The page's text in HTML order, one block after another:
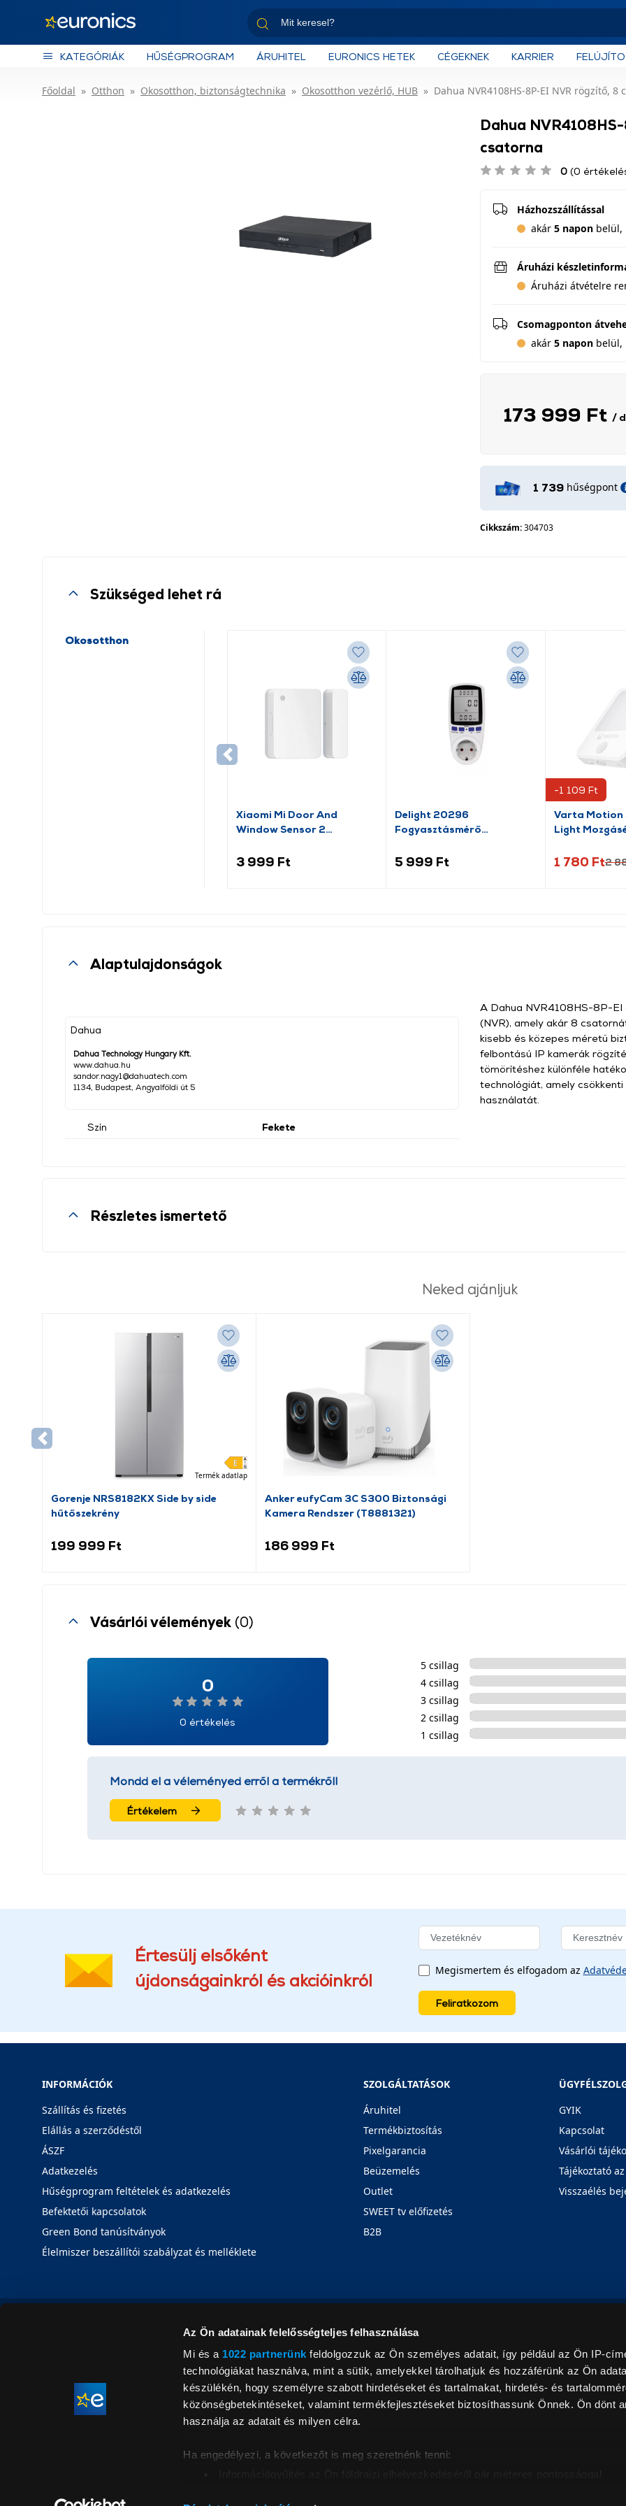
Az Ön adatainak felelősségteljes felhasználása
Mi és a 1022 partnerünk feldolgozzuk az Ön személyes adatait, így például az Ön IP-
technológiákat használva, mint a sütik, amelyekkel tárolhatjuk és hozzáférünk az Ön
készülékén, hogy személyre szabott hirdetéseket és tartalmakat, hirdetés- és
közönségbetekintéseket, valamint termékfejlesztéseket biztosíthassunk Önnek. Ön dönt
használja az adatait és milyen célra.
Ha engedélyezi, a következőt is meg szeretnénk tenni:
KATEGÓRIÁK HŰSÉGPROGRAM ÁRUHITEL EURONICS HETEK CÉGEKNEK KARRIER
Főoldal Otthon Okosotthon, biztonságtechnika Okosotthon vezérlő, HUB Dahua NVR4108HS-8P-EI NVR rögzítő, 8
Dahua
csatorna
0 (0
Házhozszállítással
akár 5 napon belül,
Áruházi
Áruházi átvételre
Csomagponton
akár 5 napon belül,
173 999 Ft /
1 739 hűségpont
Cikkszám:304703
Szükséged lehet rá
Okosotthon
Xiaomi Mi Door And
Window Sensor 2
3 999 Ft
Delight 20296
Fogyasztásmérő
5 999 Ft
-1 109 Ft
Varta Motion
Light
1 780 Ft2
Alaptulajdonságok
Dahua
Dahua Technology Hungary Kft.
www.dahua.hu
sandor.nagy1@dahuatech.com
1134, Budapest, Angyalföldi út 5
Szín Fekete
A Dahua NVR4108HS-8P-
(NVR), amely akár 8
kisebb és közepes méretű
felbontású IP kamerák
tömörítéshez különféle
technológiát, amely
használatát.
Részletes ismertető
Neked ajánljuk
Termék adatlap
Gorenje NRS8182KX Side by side
hűtőszekrény
199 999 Ft
Anker eufyCam 3C S300 Biztonsági
Kamera Rendszer (T8881321)
186 999 Ft
Vásárlói vélemények (0)
0
0 értékelés
5 csillag
4 csillag
3 csillag
2 csillag
1 csillag
Mondd el a véleményed erről a termékről!
Értékelem
Értesülj elsőként
újdonságainkról és akcióinkról
Megismertem és elfogadom az
Feliratkozom
INFORMÁCIÓK
Szállítás és fizetés
Elállás a szerződéstől
ÁSZF
Adatkezelés
Hűségprogram feltételek és adatkezelés
Befektetői kapcsolatok
Green Bond tanúsítványok
Élelmiszer beszállítói szabályzat és melléklete
SZOLGÁLTATÁSOK
Áruhitel
Termékbiztosítás
Pixelgarancia
Beüzemelés
Outlet
SWEET tv előfizetés
B2B
GYIK
Kapcsolat
Vásárlói
Tájékoztató
Visszaélés
© 2026. Minden jog fenntartva! Euronics Műszaki Áruházlánc